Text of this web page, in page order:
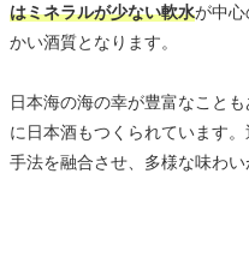
はミネラルが少ない軟水が中心
かい酒質となります。
日本海の海の幸が豊富なこと
に日本酒もつくられています
手法を融合させ、多様な味わい